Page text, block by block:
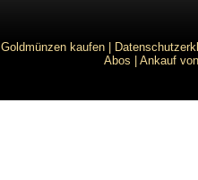
Goldmünzen kaufen
Abos
Ankauf